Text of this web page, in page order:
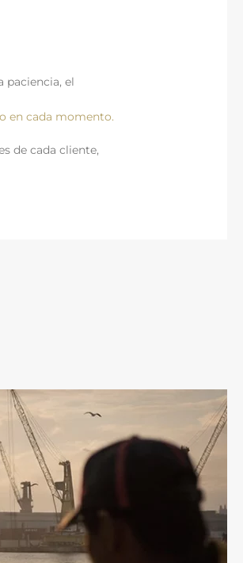
paciencia, el
en cada momento.
de cada cliente,